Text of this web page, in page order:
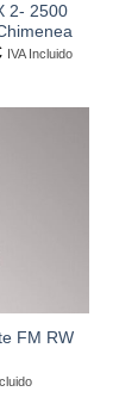
2- 2500
ElIVA Incluido
FM RW